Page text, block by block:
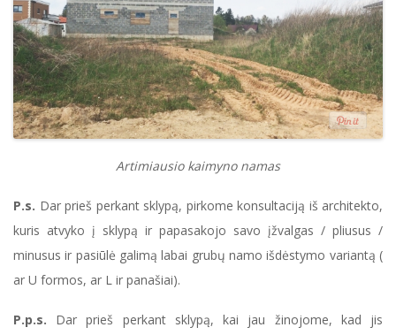
Artimiausio kaimyno namas
P.s. Dar prieš perkant sklypą, pirkome konsultaciją iš architekto,
kuris atvyko į sklypą ir papasakojo savo įžvalgas / pliusus /
minusus ir pasiūlė galimą labai grubų namo išdėstymo variantą (
ar U formos, ar L ir panašiai).
P.p.s. Dar prieš perkant sklypą, kai jau žinojome, kad jis